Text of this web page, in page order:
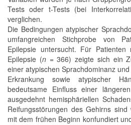
Tests oder t-Tests (bei
verglichen.
Die Bedingungen atypischer
umfangreichen Stichprobe von
Epilepsie untersucht. Für Patienten
Epilepsie (n= 366) zeigte sich ein
einer atypischen Sprachdominanz
Erkrankung sowie atypischer
bedeutsame Einfluss einer
ausgedehnt hemisphäriellen
Reifungsstörungen des Gehirns
mit dem frühen Beginn konfundiert